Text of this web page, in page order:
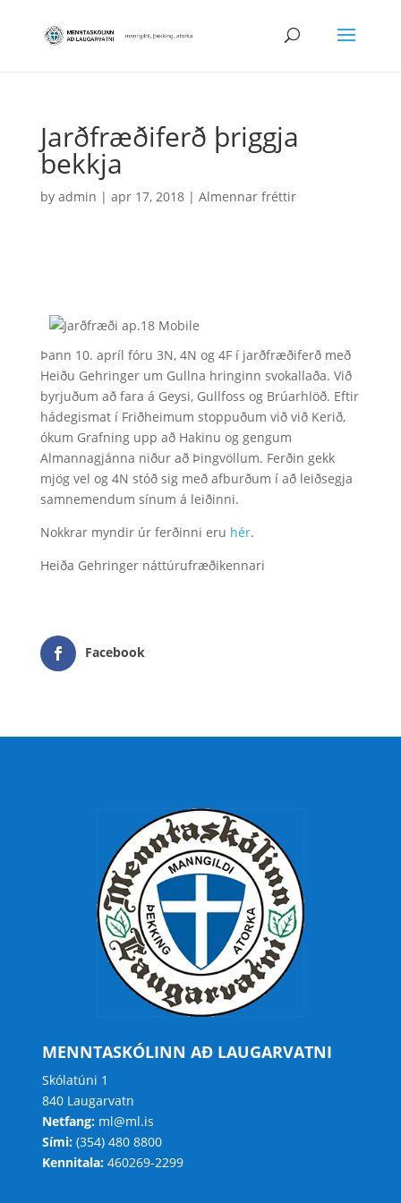
Jarðfræðiferð þriggja
bekkja
by admin | apr 17, 2018| Almennar fréttir
Þann 10. apríl fóru 3N, 4N og 4F í jarðfræðiferð með
Heiðu Gehringer um Gullna hringinn svokallaða. Við
byrjuðum að fara á Geysi, Gullfoss og Brúarhlöð. Eftir
hádegismat í Friðheimum stoppuðum við við Kerið,
ókum Grafning upp að Hakinu og gengum
Almannagjánna niður að Þingvöllum. Ferðin gekk
mjög vel og 4N stóð sig með afburðum í að leiðsegja
samnemendum sínum á leiðinni.
Nokkrar myndir úr ferðinni eru hér.
Heiða Gehringer náttúrufræðikennari
Facebook
MENNTASKÓLINN AÐ LAUGARVATNI
Skólatúni 1
840 Laugarvatn
Netfang:ml@ml.is
Sími:(354) 480 8800
Kennitala:460269-2299